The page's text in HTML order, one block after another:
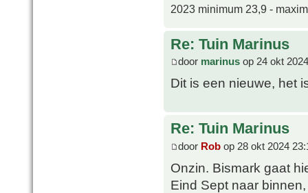
2023 minimum 23,9 -
Re: Tuin Marinus
door marinus op 24 okt
Dit is een nieuwe, het
Re: Tuin Marinus
door Rob op 28 okt 2024
Onzin. Bismark gaat
Eind Sept naar